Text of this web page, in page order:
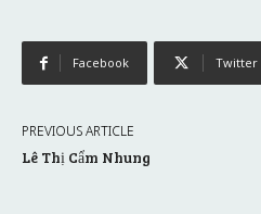
Facebook Twitter
PREVIOUS ARTICLE
Lê Thị Cẩm Nhung